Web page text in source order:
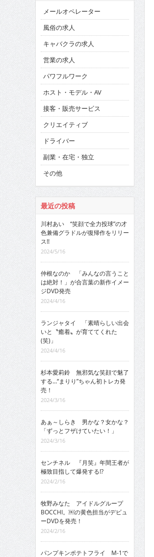
メールオペレーター
風俗の求人
キャバクラの求人
営業の求人
パワフルワーク
ホスト・モデル・AV
接客・販売サービス
クリエイティブ
ドライバー
副業・在宅・独立
その他
最近の投稿
川村あい “笑顔で全力投球”の才
色兼備グラドルが復帰作をリリー
ス!!
2024/5/16
仲根なのか 「みんなの言うこと
は絶対！」が合言葉の新作イメー
ジDVD発売
2024/4/16
ランジャタイ 「素晴らしい出会
いと〝癒着〟が育ててくれた
(笑)」
2024/4/16
杉本愛莉鈴 無邪気な笑顔で魅了
する…“まりり”ちゃん初トレカ発
売！
2024/3/16
あぁ～しらき 男かな？女かな？
「ずっとフザけていたい！」
2024/3/16
センチネル 『月笑』年間王者が
極致目指して爆発する!?
2024/2/16
牧野みなた アイドルグループ
BOCCHI。￼の黄色担当がデビュ
ーDVDを発売！
2024/2/16
パンプキンポテトフライ M-1で